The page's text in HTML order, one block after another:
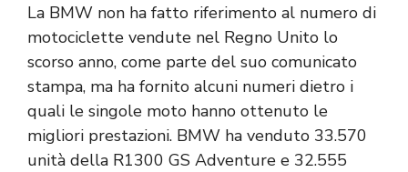
La BMW non ha fatto riferimento al numero di
motociclette vendute nel Regno Unito lo
scorso anno, come parte del suo comunicato
stampa, ma ha fornito alcuni numeri dietro i
quali le singole moto hanno ottenuto le
migliori prestazioni. BMW ha venduto 33.570
unità della R1300 GS Adventure e 32.555